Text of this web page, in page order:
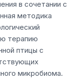
в сочетании с
методика
терапию
птицы с
микробиома.